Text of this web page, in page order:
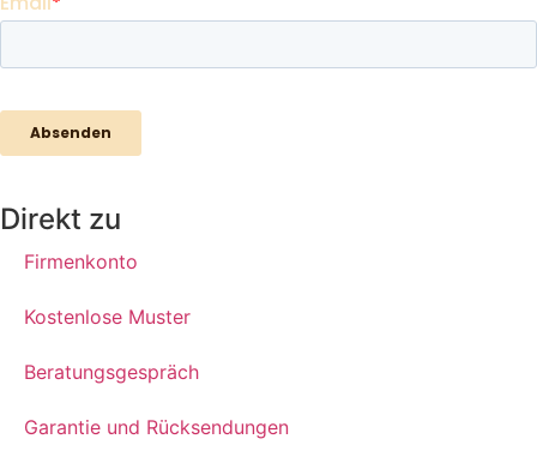
Direkt zu
Firmenkonto
Kostenlose Muster
Beratungsgespräch
Garantie und Rücksendungen